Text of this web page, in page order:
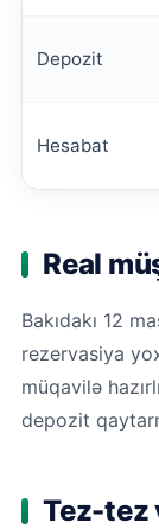
Depozit
Hesabat
Real
Bakıdakı 12
rezervasiya
müqavilə
depozit
Tez-tez